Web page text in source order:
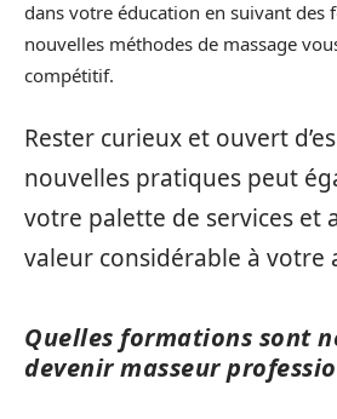
dans votre éducation en suivant des
nouvelles méthodes de massage
compétitif.
Rester curieux et ouvert
nouvelles pratiques peut
votre palette de services et
valeur considérable à votre
Quelles formations sont
devenir masseur